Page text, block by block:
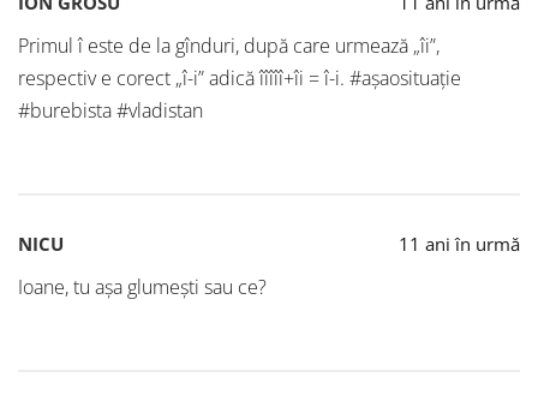
Primul î este de la gînduri, după care urmează „îi”,
respectiv e corect „î-i” adică îîîîî+îi = î-i. #așaosituație
#burebista #vladistan
NICU 11 ani în urmă
Ioane, tu așa glumești sau ce?